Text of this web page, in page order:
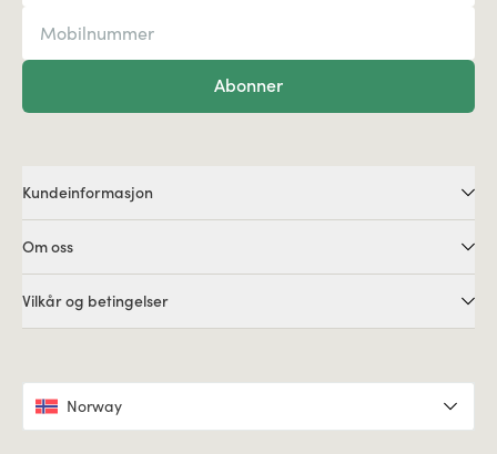
Abonner
Kundeinformasjon
Om oss
Vilkår og betingelser
Norway